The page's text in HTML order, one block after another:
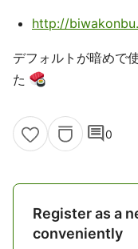
http://
デフォルトが暗めで
た
comment0
Register as a
conveniently